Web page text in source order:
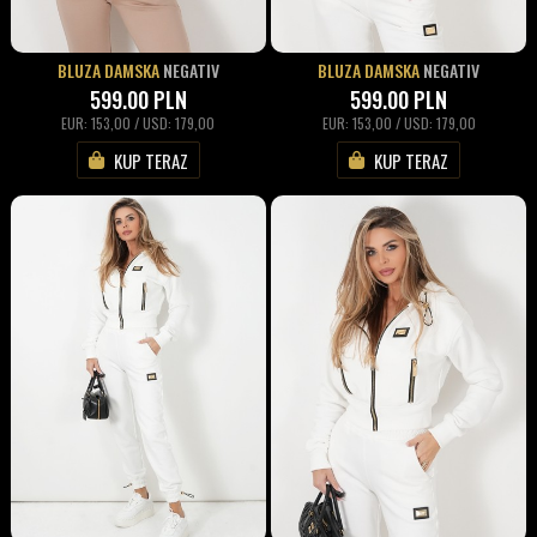
BLUZA DAMSKANEGATIV
599.00PLN
EUR: 153,00 / USD: 179,00
KUP TERAZ
BLUZA DAMSKANEGATIV
599.00PLN
EUR: 153,00 / USD: 179,00
KUP TERAZ